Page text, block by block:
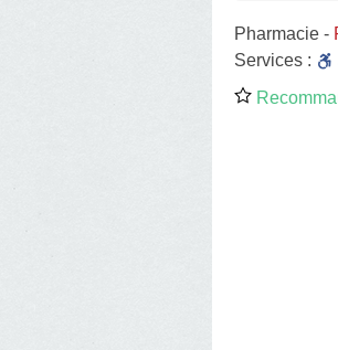
Pharmacie -
Services :